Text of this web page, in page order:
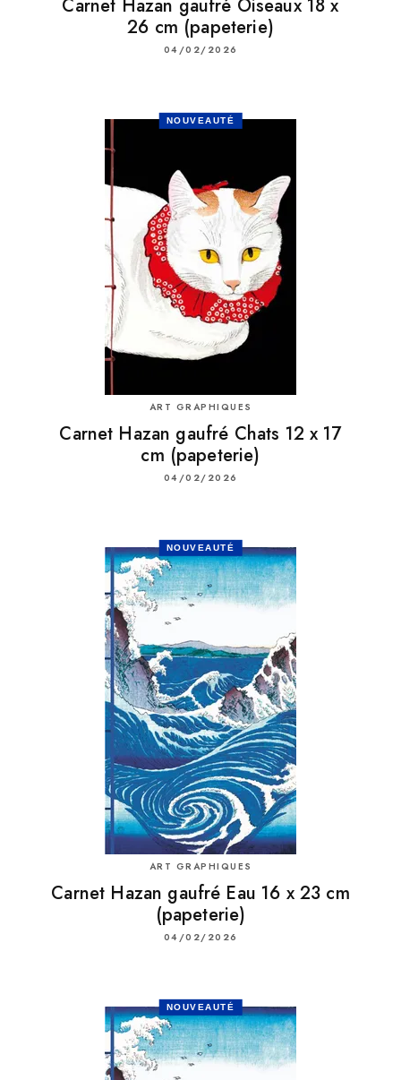
Carnet Hazan gaufré Oiseaux 18 x
26 cm (papeterie)
04/02/2026
NOUVEAUTÉ
ART GRAPHIQUES
Carnet Hazan gaufré Chats 12 x 17
cm (papeterie)
04/02/2026
NOUVEAUTÉ
ART GRAPHIQUES
Carnet Hazan gaufré Eau 16 x 23 cm
(papeterie)
04/02/2026
NOUVEAUTÉ